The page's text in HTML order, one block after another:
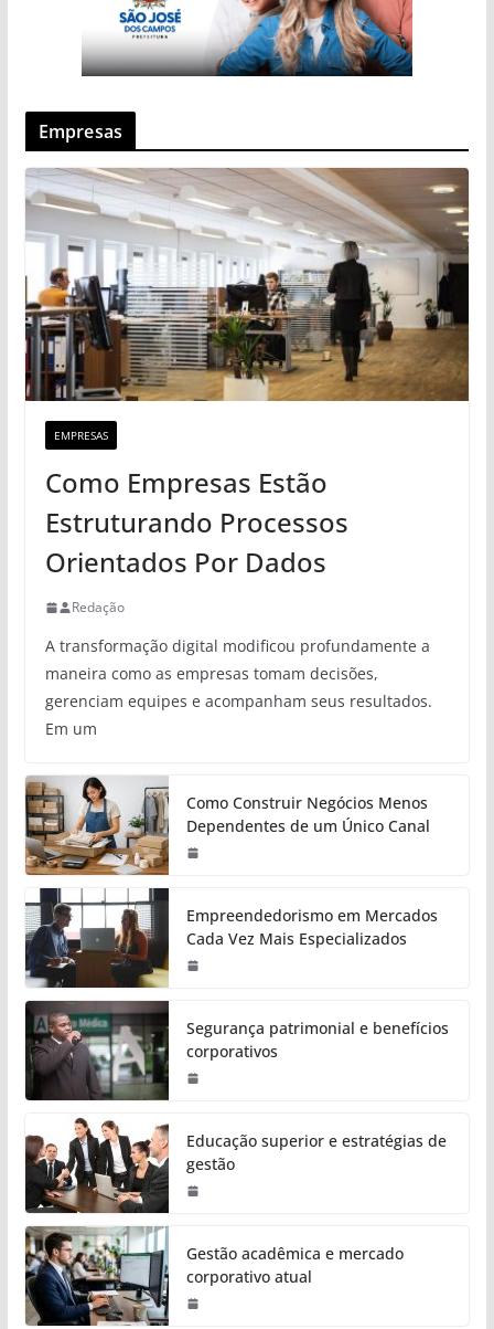
Empresas
EMPRESAS
Como Empresas Estão
Estruturando Processos
Orientados Por Dados
Redação
A transformação digital modificou profundamente a
maneira como as empresas tomam decisões,
gerenciam equipes e acompanham seus resultados.
Em um
Como Construir Negócios Menos
Dependentes de um Único Canal
Empreendedorismo em Mercados
Cada Vez Mais Especializados
Segurança patrimonial e benefícios
corporativos
Educação superior e estratégias de
gestão
Gestão acadêmica e mercado
corporativo atual